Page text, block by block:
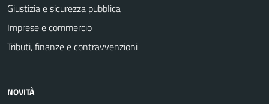
Giustizia e sicurezza pubblica
Imprese e commercio
Tributi, finanze e contravvenzioni
NOVITÀ